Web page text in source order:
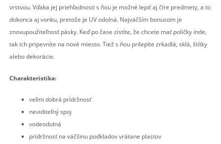
vrstvou. Vďaka jej priehľadnosti s ňou je možné lepiť aj číre predmety, a to
dokonca aj vonku, pretože je UV odolná. Najväčším bonusom je
znovupoužiteľnosť pásky. Keď po čase zistíte, že chcete mať poličky inde,
tak ich pripevníte na nové miesto. Tiež s ňou prilepíte zrkadlá, sklá, štítky
alebo dekorácie.
Charakteristika:
veľmi dobrá prídržnosť
neviditeľný spoj
vodeodolná
prídržnosť na väčšinu podkladov vrátane plastov